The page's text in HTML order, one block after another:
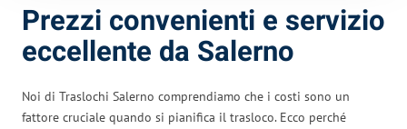
Prezzi convenienti e servizio
eccellente da Salerno
Noi di Traslochi Salerno comprendiamo che i costi sono un
fattore cruciale quando si pianifica il trasloco. Ecco perché